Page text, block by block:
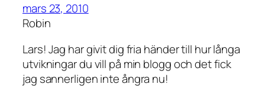
mars 23, 2010
Robin
Lars! Jag har givit dig fria händer till hur långa
utvikningar du vill på min blogg och det fick
jag sannerligen inte ångra nu!